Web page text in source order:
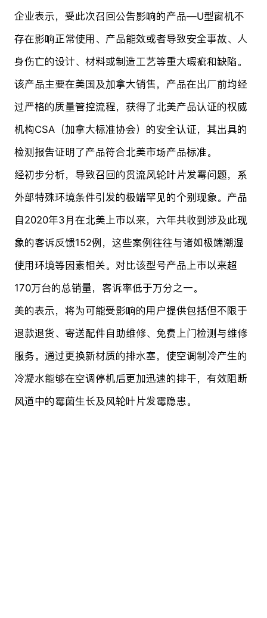
企业表示，受此次召回公告影响的产品—U型窗机不
存在影响正常使用、产品能效或者导致安全事故、人
身伤亡的设计、材料或制造工艺等重大瑕疵和缺陷。
该产品主要在美国及加拿大销售，产品在出厂前均经
过严格的质量管控流程，获得了北美产品认证的权威
机构CSA（加拿大标准协会）的安全认证，其出具的
检测报告证明了产品符合北美市场产品标准。
经初步分析，导致召回的贯流风轮叶片发霉问题，系
外部特殊环境条件引发的极端罕见的个别现象。产品
自2020年3月在北美上市以来，六年共收到涉及此现
象的客诉反馈152例，这些案例往往与诸如极端潮湿
使用环境等因素相关。对比该型号产品上市以来超
170万台的总销量，客诉率低于万分之一。
美的表示，将为可能受影响的用户提供包括但不限于
退款退货、寄送配件自助维修、免费上门检测与维修
服务。通过更换新材质的排水塞，使空调制冷产生的
冷凝水能够在空调停机后更加迅速的排干，有效阻断
风道中的霉菌生长及风轮叶片发霉隐患。